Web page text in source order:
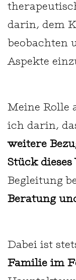
darin, dem
beobachten
Aspekte
Meine Rolle
ich darin,
weitere
Stück dieses
Begleitung
Beratung
Dabei ist
Familie im